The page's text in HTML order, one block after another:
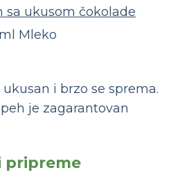
sa ukusom čokolade
Mleko
i brzo se sprema.
je zagarantovan
pripreme